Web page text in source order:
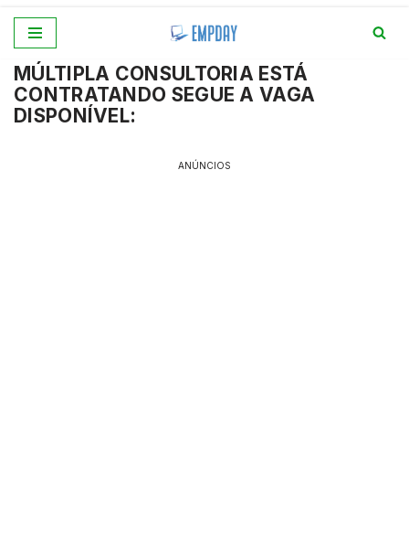
para
o
conteúdo
MÚLTIPLA CONSULTORIA ESTÁ
CONTRATANDO SEGUE A VAGA
DISPONÍVEL:
ANÚNCIOS